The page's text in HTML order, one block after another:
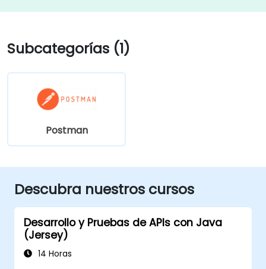
Subcategorías (1)
Postman
Descubra nuestros cursos
Desarrollo y Pruebas de APIs con Java
(Jersey)
14 Horas